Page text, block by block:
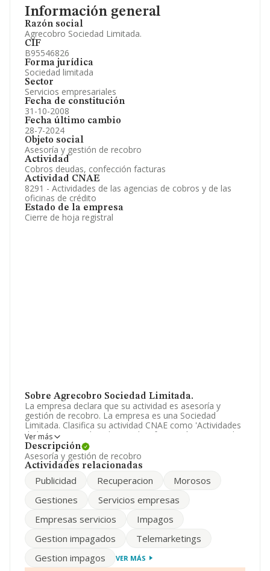
Información general
Razón social
Agrecobro Sociedad Limitada.
CIF
B95546826
Forma jurídica
Sociedad limitada
Sector
Servicios empresariales
Fecha de constitución
31-10-2008
Fecha último cambio
28-7-2024
Objeto social
Asesoría y gestión de recobro
Actividad
Cobros deudas, confección facturas
Actividad CNAE
8291 - Actividades de las agencias de cobros y de las
oficinas de crédito
Estado de la empresa
Cierre de hoja registral
Sobre Agrecobro Sociedad Limitada.
La empresa declara que su actividad es asesoría y
gestión de recobro. La empresa es una Sociedad
Limitada. Clasifica su actividad CNAE como 'Actividades
de las agencias de cobros y de información comercial',
código 8291. No realiza actividad de importación y/o
exportación.
disposición de INFORMA, ha tenido un número de
info@agrecobro.es.
La sociedadAgrecobro Sociedad Limitada
Izquierda, (48991), en el municipio de Getxo, en Vizcaya,
Ver más
Descripción
Asesoría y gestión de recobro
Actividades relacionadas
Publicidad Recuperacion
Morosos
Gestiones
Servicios empresas
Empresas servicios
Impagos
Gestion impagados
Telemarketings
Gestion impagos
VER MÁS
Información oficial y registral complementaria.